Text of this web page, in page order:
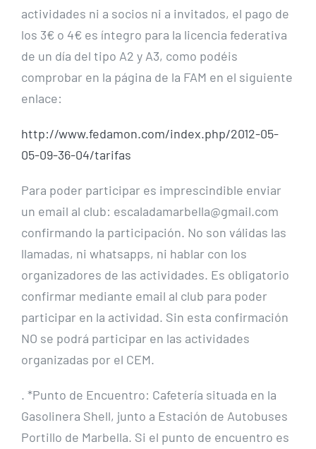
actividades ni a socios ni a invitados, el pago de
los 3€ o 4€ es íntegro para la licencia federativa
de un día del tipo A2 y A3, como podéis
comprobar en la página de la FAM en el siguiente
enlace:
http://www.fedamon.com/index.php/2012-05-
05-09-36-04/tarifas
Para poder participar es imprescindible enviar
un email al club: escaladamarbella@gmail.com
confirmando la participación. No son válidas las
llamadas, ni whatsapps, ni hablar con los
organizadores de las actividades. Es obligatorio
confirmar mediante email al club para poder
participar en la actividad. Sin esta confirmación
NO se podrá participar en las actividades
organizadas por el CEM.
. *Punto de Encuentro: Cafetería situada en la
Gasolinera Shell, junto a Estación de Autobuses
Portillo de Marbella. Si el punto de encuentro es